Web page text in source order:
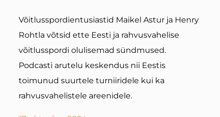
Võitlusspordientusiastid Maikel Astur ja Henry
Rohtla võtsid ette Eesti ja rahvusvahelise
võitlusspordi olulisemad sündmused.
Podcasti arutelu keskendus nii Eestis
toimunud suurtele turniiridele kui ka
rahvusvahelistele areenidele.